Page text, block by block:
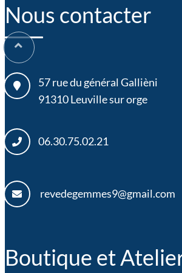
Nous contacter
57 rue du général Gallièni
91310Leuville sur orge
06.30.75.02.21
revedegemmes9@gmail.com
Boutique et